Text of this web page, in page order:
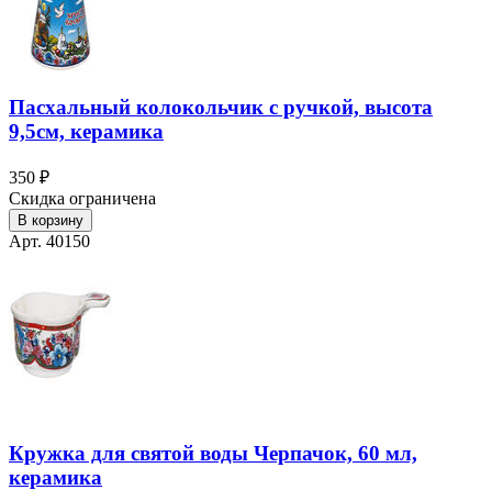
Пасхальный колокольчик с ручкой, высота
9,5см, керамика
350 ₽
Скидка ограничена
В корзину
Арт. 40150
Кружка для святой воды Черпачок, 60 мл,
керамика